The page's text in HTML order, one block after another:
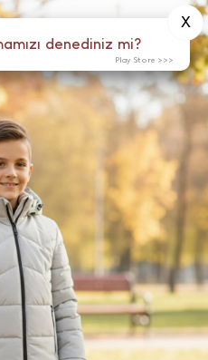
denediniz mi?
X
Play Store >>>